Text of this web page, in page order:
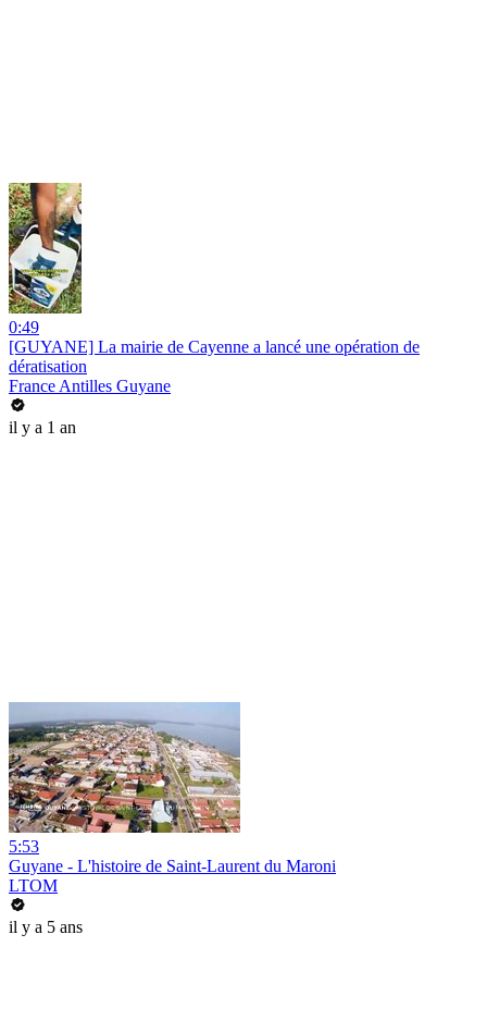
0:49
[GUYANE] La mairie de Cayenne a lancé une opération de
dératisation
France Antilles Guyane
il y a 1 an
5:53
Guyane - L'histoire de Saint-Laurent du Maroni
LTOM
il y a 5 ans